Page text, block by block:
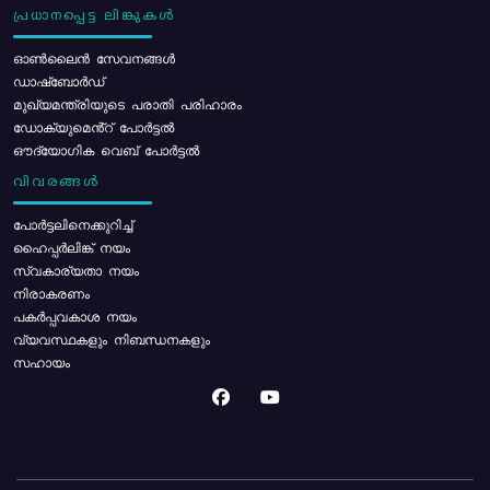
പ്രധാനപ്പെട്ട ലിങ്കുകൾ
ഓൺലൈൻ സേവനങ്ങൾ
ഡാഷ്ബോർഡ്
മുഖ്യമന്ത്രിയുടെ പരാതി പരിഹാരം
ഡോക്യുമെൻ്റ് പോർട്ടൽ
ഔദ്യോഗിക വെബ് പോർട്ടൽ
വിവരങ്ങൾ
പോര്‍ട്ടലിനെക്കുറിച്ച്
ഹൈപ്പർലിങ്ക് നയം
സ്വകാര്യതാ നയം
നിരാകരണം
പകർപ്പവകാശ നയം
വ്യവസ്ഥകളും നിബന്ധനകളും
സഹായം